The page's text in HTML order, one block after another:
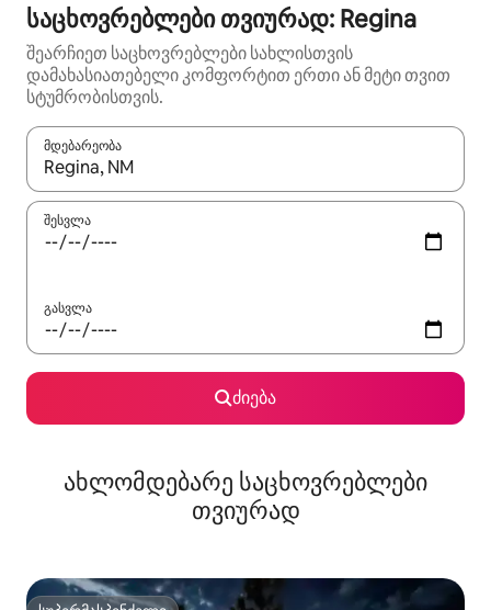
საცხოვრებლები თვიურად: Regina
შეარჩიეთ საცხოვრებლები სახლისთვის
დამახასიათებელი კომფორტით ერთი ან მეტი თვით
სტუმრობისთვის.
მდებარეობა
როცა შედეგები ხელმისაწვდომი გახდება, ნავიგაციისთვის
შესვლა
გასვლა
ძიება
ახლომდებარე საცხოვრებლები
თვიურად